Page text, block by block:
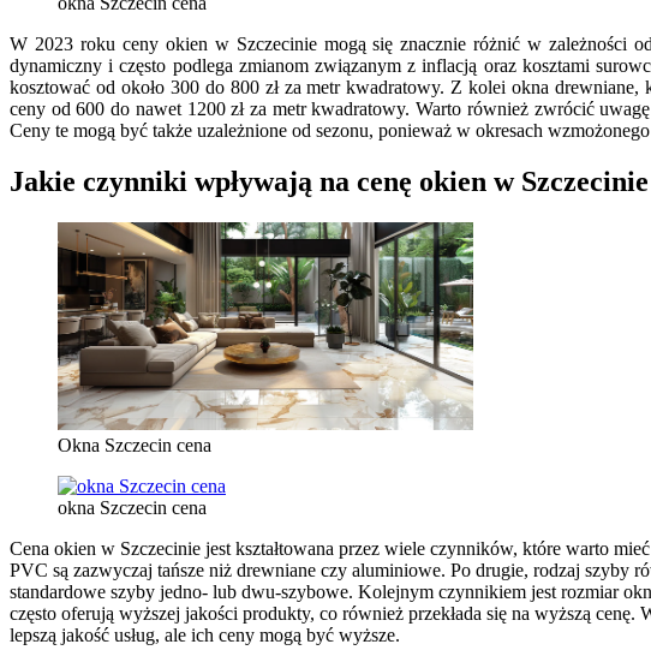
W 2023 roku ceny okien w Szczecinie mogą się znacznie różnić w zależności
dynamiczny i często podlega zmianom związanym z inflacją oraz kosztami
kosztować od około 300 do 800 zł za metr kwadratowy. Z kolei okna
ceny od 600 do nawet 1200 zł za metr kwadratowy. Warto również zwrócić
Ceny te mogą być także uzależnione od sezonu, ponieważ w okresach
Jakie czynniki wpływają na cenę okien w Szczecinie
Okna Szczecin cena
okna Szczecin cena
Cena okien w Szczecinie jest kształtowana przez wiele czynników, które warto
PVC są zazwyczaj tańsze niż drewniane czy aluminiowe. Po drugie, rodzaj szyby
standardowe szyby jedno- lub dwu-szybowe. Kolejnym czynnikiem jest rozmiar
często oferują wyższej jakości produkty, co również przekłada się na wyższą
lepszą jakość usług, ale ich ceny mogą być wyższe.